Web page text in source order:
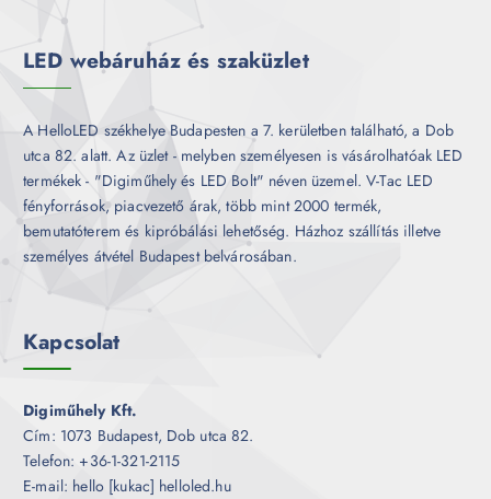
LED webáruház és szaküzlet
A HelloLED székhelye Budapesten a 7. kerületben található, a Dob
utca 82. alatt. Az üzlet - melyben személyesen is vásárolhatóak LED
termékek - "Digiműhely és LED Bolt" néven üzemel. V-Tac LED
fényforrások, piacvezető árak, több mint 2000 termék,
bemutatóterem és kipróbálási lehetőség. Házhoz szállítás illetve
személyes átvétel Budapest belvárosában.
Kapcsolat
Digiműhely Kft.
Cím: 1073 Budapest, Dob utca 82.
Telefon: +36-1-321-2115
E-mail: hello [kukac] helloled.hu